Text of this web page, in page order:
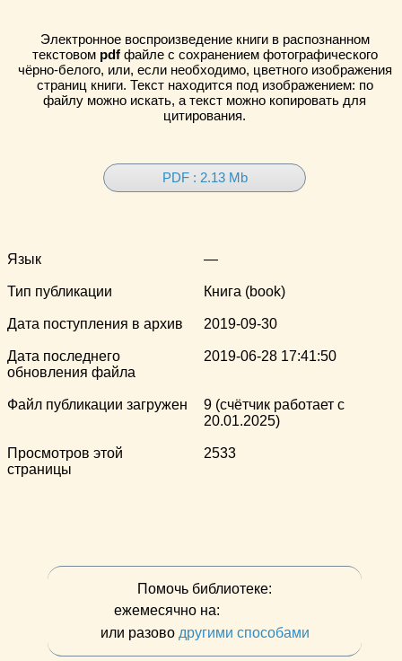
Электронное воспроизведение книги в распознанном
текстовом pdfфайле с сохранением фотографического
чёрно-белого, или, если необходимо, цветного изображения
страниц книги. Текст находится под изображением: по
файлу можно искать, а текст можно копировать для
цитирования.
PDF : 2.13 Mb
Язык —
Тип публикации Книга (book)
Дата поступления в архив 2019-09-30
Дата последнего
обновления файла
2019-06-28 17:41:50
Файл публикации загружен
9 (счётчик работает с
20.01.2025)
Просмотров этой
страницы
2533
Помочь библиотеке:
ежемесячно на:
или разово другими способами